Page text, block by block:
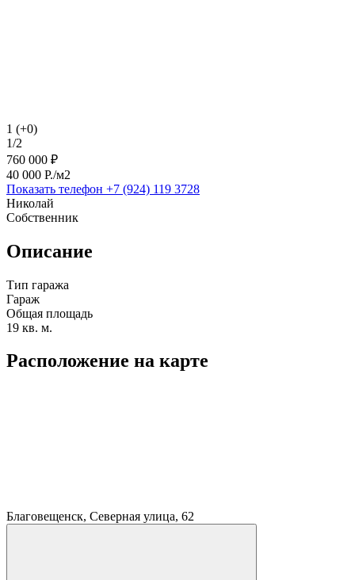
1 (+0)
1/2
760 000 ₽
40 000 P./м2
Показать телефон +7 (924) 119 3728
Николай
Собственник
Описание
Тип гаража
Гараж
Общая площадь
19 кв. м.
Расположение на карте
Благовещенск, Северная улица, 62